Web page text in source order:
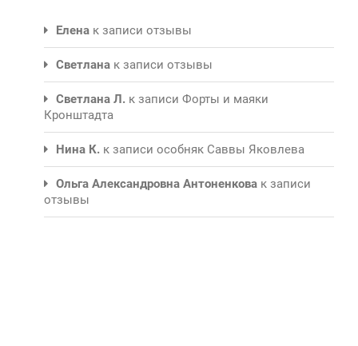
Елена к записи отзывы
Светлана к записи отзывы
Светлана Л. к записи Форты и маяки
Кронштадта
Нина К. к записи особняк Саввы Яковлева
Ольга Александровна Антоненкова к записи
отзывы